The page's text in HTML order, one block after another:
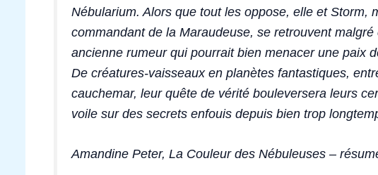
Nébularium. Alors que tout les oppose, elle et Storm,
commandant de la Maraudeuse, se retrouvent
ancienne rumeur qui pourrait bien menacer une paix
De créatures-vaisseaux en planètes fantastiques,
cauchemar, leur quête de vérité bouleversera leurs
voile sur des secrets enfouis depuis bien trop
Amandine Peter, La Couleur des Nébuleuses –